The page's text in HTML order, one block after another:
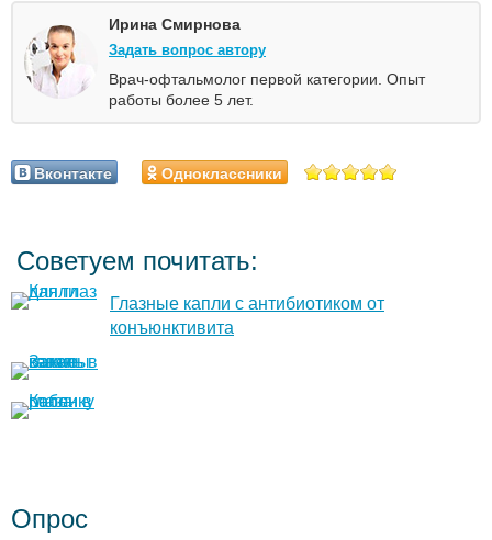
Ирина Смирнова
Задать вопрос автору
Врач-офтальмолог первой категории. Опыт
работы более 5 лет.
Вконтакте Одноклассники
Советуем почитать:
Глазные капли с антибиотиком от
конъюнктивита
Опрос